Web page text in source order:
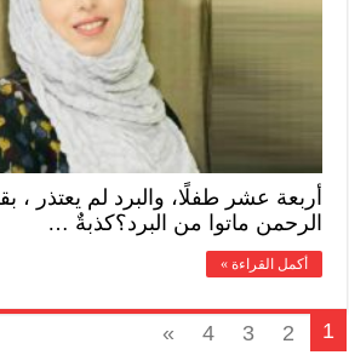
أربعة عشر طفلًا، والبرد لم يعتذر ،
الرحمن ماتوا من البرد؟كذبةٌ …
أكمل القراءة »
1
2
3
4
»